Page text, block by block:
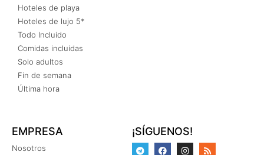
Hoteles de playa
Hoteles de lujo 5*
Todo Incluido
Comidas incluidas
Solo adultos
Fin de semana
Última hora
EMPRESA
Nosotros
¡SÍGUENOS!